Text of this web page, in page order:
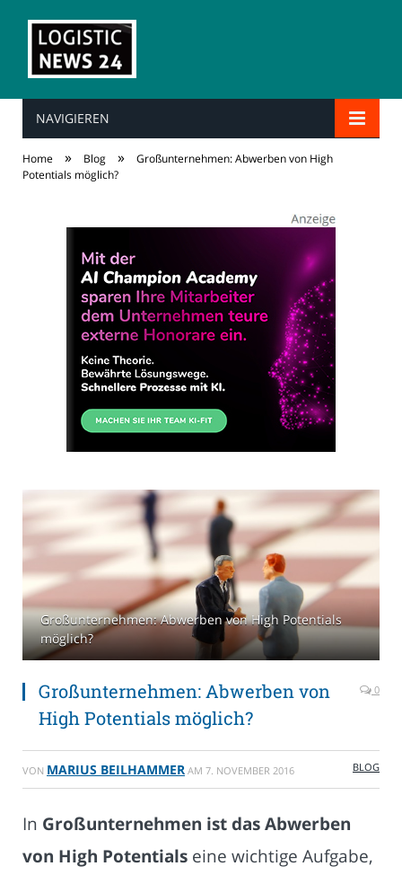
NAVIGIEREN
Home » Blog »
Großunternehmen: Abwerben von High
Potentials möglich?
Großunternehmen: Abwerben von High Potentials
möglich?
Großunternehmen: Abwerben von
High Potentials möglich?
0
VON MARIUS BEILHAMMER AM 7. NOVEMBER 2016 BLOG
In Großunternehmen ist das Abwerben
von High Potentials eine wichtige Aufgabe,